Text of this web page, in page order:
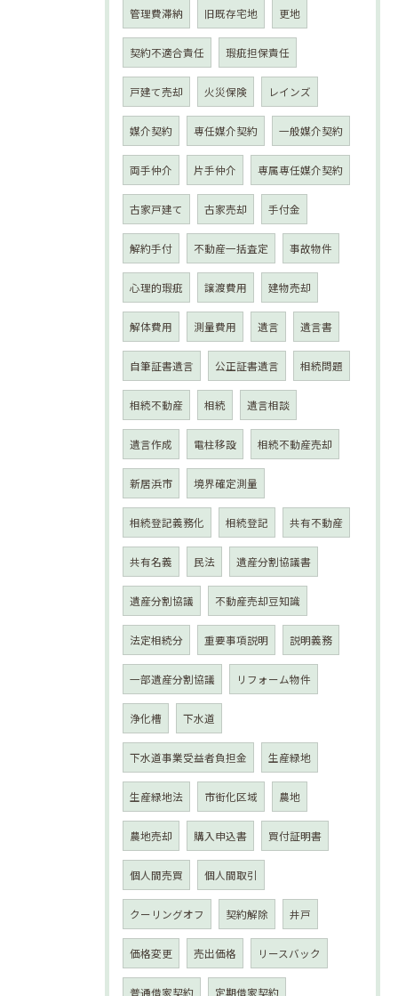
管理費滞納 旧既存宅地 更地
契約不適合責任 瑕疵担保責任
戸建て売却 火災保険 レインズ
媒介契約 専任媒介契約 一般媒介契約
両手仲介 片手仲介 専属専任媒介契約
古家戸建て 古家売却 手付金
解約手付 不動産一括査定 事故物件
心理的瑕疵 譲渡費用 建物売却
解体費用 測量費用 遺言 遺言書
自筆証書遺言 公正証書遺言 相続問題
相続不動産 相続 遺言相談
遺言作成 電柱移設 相続不動産売却
新居浜市 境界確定測量
相続登記義務化 相続登記 共有不動産
共有名義 民法 遺産分割協議書
遺産分割協議 不動産売却豆知識
法定相続分 重要事項説明 説明義務
一部遺産分割協議 リフォーム物件
浄化槽 下水道
下水道事業受益者負担金 生産緑地
生産緑地法 市街化区域 農地
農地売却 購入申込書 買付証明書
個人間売買 個人間取引
クーリングオフ 契約解除 井戸
価格変更 売出価格 リースバック
普通借家契約 定期借家契約